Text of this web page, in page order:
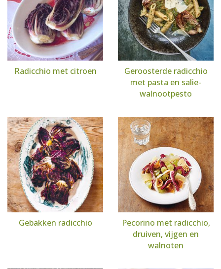
Radicchio met citroen
Geroosterde radicchio
met pasta en salie-
walnootpesto
Gebakken radicchio
Pecorino met radicchio,
druiven, vijgen en
walnoten